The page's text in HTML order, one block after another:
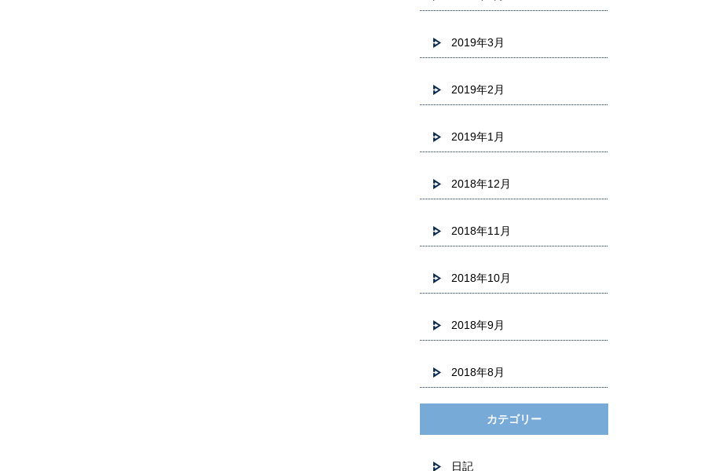
2019年3月
2019年2月
2019年1月
2018年12月
2018年11月
2018年10月
2018年9月
2018年8月
カテゴリー
日記